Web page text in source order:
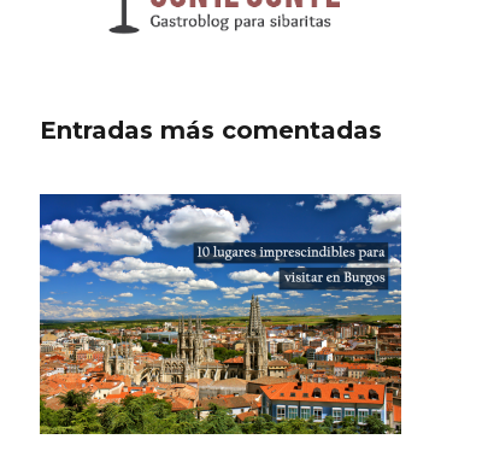
Entradas más comentadas
Recorre los fiordos leoneses
en Riaño